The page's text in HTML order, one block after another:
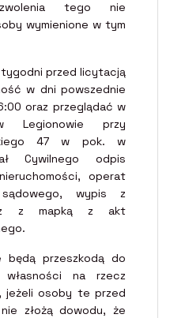
tego nie
wymienione w tym
przed licytacją
w dni powszednie
oraz przeglądać w
Legionowie przy
47 w pok. w
Cywilnego odpis
operat
wypis z
z mapką z akt
będą przeszkodą do
na rzecz
jeżeli osoby te przed
złożą dowodu, że